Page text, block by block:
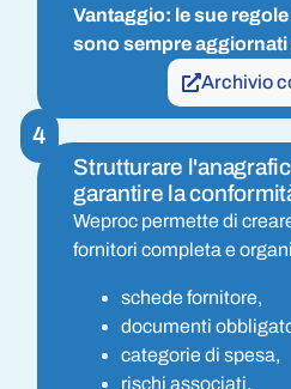
Vantaggio: le sue
sono sempre
Archivio
4
Strutturare
garantire la
Weproc permette di
fornitori completa e
schede fornitore,
documenti
categorie di spesa,
rischi associati,